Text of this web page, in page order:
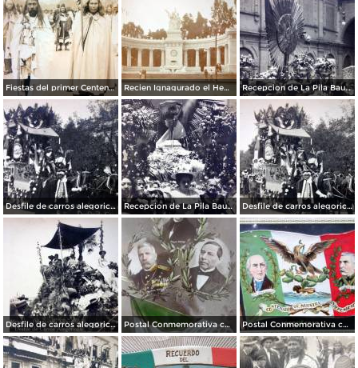
Fiestas del primer Centenario ( 1910 ) Sacerdotes Aztecas por el fotografo Felix Miret. Recien Ignagurado el Hemiciclo a Juarez en las Fiestas del Centenario ( Sep-1910 ) Recepcion de La Pila Bautismal de M Hidalgo Fiestas del Centenario ( Sep-1910 ) por el Fotógrafo Fernando Kososky.
Desfile de carros alegoricos Fiestas del Centenario ( Sep-1910 ) por el Fotógrafo Fernando Kososky. Recepcion de La Pila Bautismal de Hidalgo Fiestas del Centenario ( Sep-1910 ) por el Fotógrafo Fernando Kososky. Desfile de carros alegoricos Fiestas del Centenario ( Sep-1910 ) por el Fotógrafo Fernando Kososky.
Desfile de carros alegoricos Fiestas del Centenario ( Sep-1910 ) por el Fotógrafo Fernando Kososky. Postal Conmemorativa con motivo del Primer Centenario de nuestra Independencia ( Septiembre de 1910) Postal Conmemorativa con motivo del Centenario de nuestra Independencia ( Septiembre de 1910)